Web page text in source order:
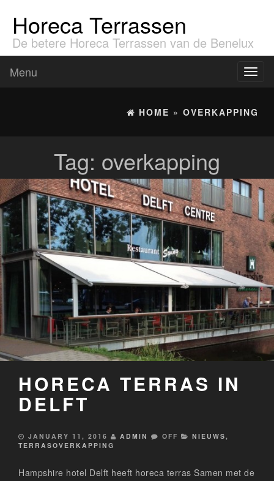
Horeca Terrassen
De betere Horeca Terrassen van de Benelux
Menu
HOME » OVERKAPPING
Tag: overkapping
HORECA TERRAS IN
DELFT
JANUARY 11, 2016 ADMIN OFF NIEUWS,
TERRASOVERKAPPING
Hampshire hotel Delft heeft horeca terras Samen met de